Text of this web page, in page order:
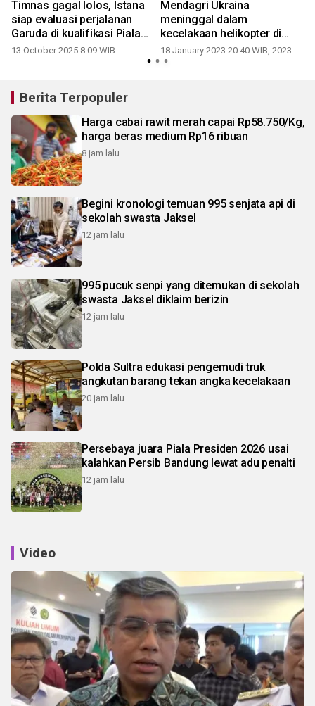
Timnas gagal lolos, Istana
siap evaluasi perjalanan
Garuda di kualifikasi Piala
Dunia 2026
13 October 2025 8:09 WIB
Mendagri Ukraina
meninggal dalam
kecelakaan helikopter di
Kiev
18 January 2023 20:40 WIB, 2023
Berita Terpopuler
Harga cabai rawit merah capai Rp58.750/Kg,
harga beras medium Rp16 ribuan
8 jam lalu
Begini kronologi temuan 995 senjata api di
sekolah swasta Jaksel
12 jam lalu
995 pucuk senpi yang ditemukan di sekolah
swasta Jaksel diklaim berizin
12 jam lalu
Polda Sultra edukasi pengemudi truk
angkutan barang tekan angka kecelakaan
20 jam lalu
Persebaya juara Piala Presiden 2026 usai
kalahkan Persib Bandung lewat adu penalti
12 jam lalu
Video